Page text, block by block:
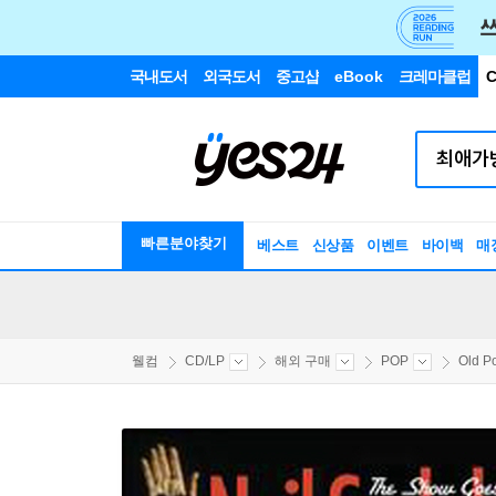
국내도서 외국도서 중고샵 eBook 크레마클럽
빠른분야찾기 베스트 신상품 이벤트 바이백 매
웰컴 CD/LP 해외 구매 POP Old